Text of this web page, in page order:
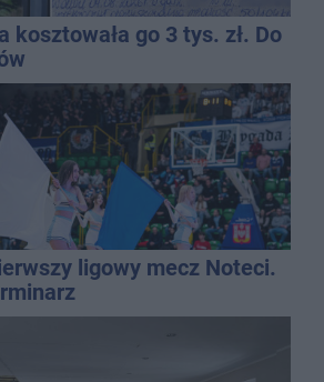
kosztowała go 3 tys. zł. Do
ligowy mecz Noteci.